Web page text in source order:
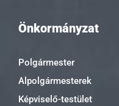
Önkormányzat
Polgármester
Alpolgármesterek
Képviselő-testület